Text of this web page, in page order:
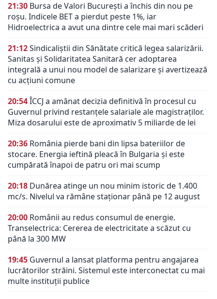
21:30 Bursa de Valori București a închis din nou pe
roșu. Indicele BET a pierdut peste 1%, iar
Hidroelectrica a avut una dintre cele mai mari scăderi
21:12Sindicaliștii din Sănătate critică legea salarizării.
Sanitas și Solidaritatea Sanitară cer adoptarea
integrală a unui nou model de salarizare și avertizează
cu acțiuni comune
20:54ÎCCJ a amânat decizia definitivă în procesul cu
Guvernul privind restanțele salariale ale magistraților.
Miza dosarului este de aproximativ 5 miliarde de lei
20:36 România pierde bani din lipsa bateriilor de
stocare. Energia ieftină pleacă în Bulgaria și este
cumpărată înapoi de patru ori mai scump
20:18 Dunărea atinge un nou minim istoric de 1.400
mc/s. Nivelul va rămâne staționar până pe 12 august
20:00 Românii au redus consumul de energie.
Transelectrica: Cererea de electricitate a scăzut cu
până la 300 MW
19:45 Guvernul a lansat platforma pentru angajarea
lucrătorilor străini. Sistemul este interconectat cu mai
multe instituții publice